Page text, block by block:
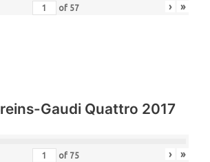
of 57 › »
Gaudi Quattro 2017
of 75 › »